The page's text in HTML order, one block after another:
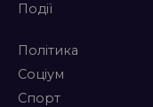
Події
Політика
Соціум
Спорт